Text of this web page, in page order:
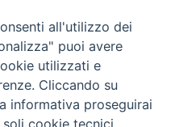
i diritti riservati - Vita
Torna
all'utilizzo dei
puoi avere
utilizzati e
Cliccando su
informativa proseguirai